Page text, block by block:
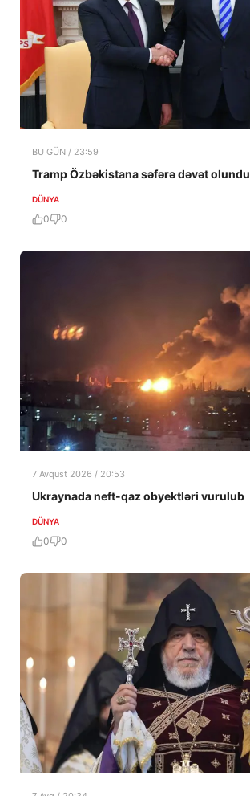
BU GÜN / 23:59
Tramp Özbəkistana səfərə dəvət olundu
DÜNYA
0 0
7 Avqust 2026 / 20:53
Ukraynada neft-qaz obyektləri vurulub
DÜNYA
0 0